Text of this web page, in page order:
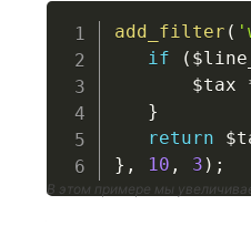
add_filter (
if
(
$tax
}
return
} , 10 , 3 ) ;
В этом примере мы